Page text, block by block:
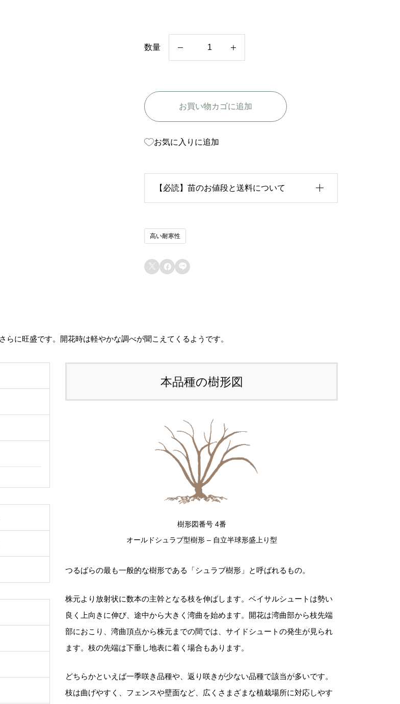
数量
ー
ァ
ル
ト
-
o
z
a
お買い物カゴに追加
お気に入りに追加
【必読】苗のお値段と送料について
苗のお値段は
て、送料を含めて調整した金額をお知らせいた
事前のお見積もりがご希望の場合は「お問い合
わせフォーム」よりご連絡をお願いいたしま
高い耐寒性
  
に旺盛です。開花時は軽やかな調べが聞こえてくるようです。
本品種の樹形図
樹形図番号 4番
オールドシュラブ型樹形 – 自立半球形盛上り型
つるばらの最も一般的な樹形である「シュラブ樹形」と呼ばれるもの。
株元より放射状に数本の主幹となる枝を伸ばします。ベイサルシュートは勢い
良く上向きに伸び、途中から大きく湾曲を始めます。開花は湾曲部から枝先端
部におこり、湾曲頂点から株元までの間では、サイドシュートの発生が見られ
ます。枝の先端は下垂し地表に着く場合もあります。
どちらかといえば一季咲き品種や、返り咲きが少ない品種で該当が多いです。
枝は曲げやすく、フェンスや壁面など、広くさまざまな植栽場所に対応しやす